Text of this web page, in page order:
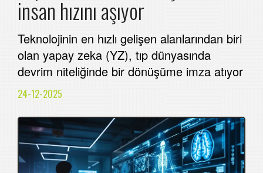
insan hızını aşıyor
Teknolojinin en hızlı gelişen alanlarından biri
olan yapay zeka (YZ), tıp dünyasında
devrim niteliğinde bir dönüşüme imza atıyor
24-12-2025